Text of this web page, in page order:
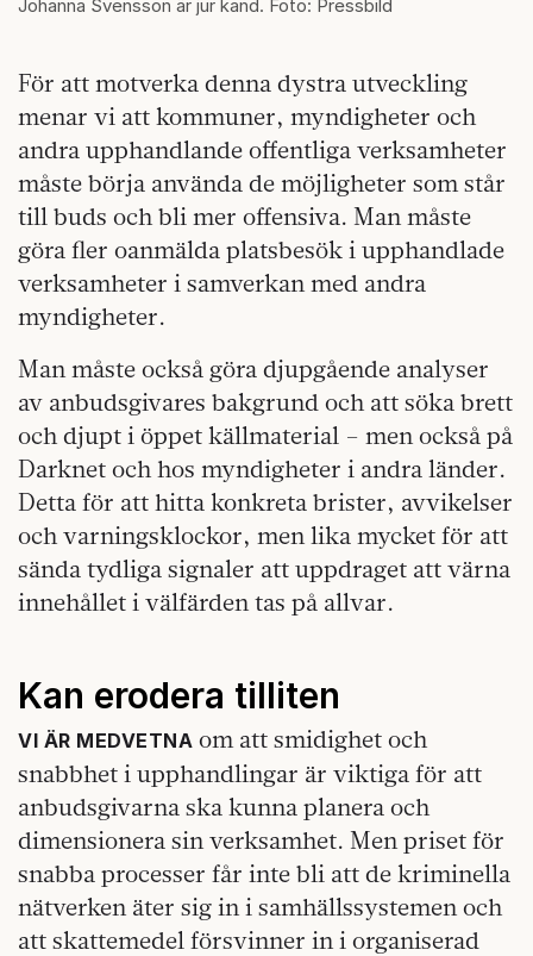
Johanna Svensson är jur kand. Foto: Pressbild
För att motverka denna dystra utveckling
menar vi att kommuner, myndigheter och
andra upphandlande offentliga verksamheter
måste börja använda de möjligheter som står
till buds och bli mer offensiva. Man måste
göra fler oanmälda platsbesök i upphandlade
verksamheter i samverkan med andra
myndigheter.
Man måste också göra djupgående analyser
av anbudsgivares bakgrund och att söka brett
och djupt i öppet källmaterial – men också på
Darknet och hos myndigheter i andra länder.
Detta för att hitta konkreta brister, avvikelser
och varningsklockor, men lika mycket för att
sända tydliga signaler att uppdraget att värna
innehållet i välfärden tas på allvar.
Kan erodera tilliten
VI ÄR MEDVETNA om att smidighet och
snabbhet i upphandlingar är viktiga för att
anbudsgivarna ska kunna planera och
dimensionera sin verksamhet. Men priset för
snabba processer får inte bli att de kriminella
nätverken äter sig in i samhällssystemen och
att skattemedel försvinner in i organiserad